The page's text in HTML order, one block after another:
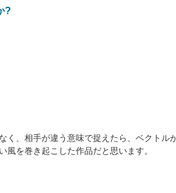
?
く、相手が違う意味で捉えたら、ベクトル
風を巻き起こした作品だと思います。